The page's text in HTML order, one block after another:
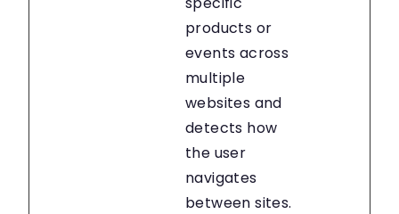
products or
events across
multiple
websites and
detects how
the user
navigates
between sites.